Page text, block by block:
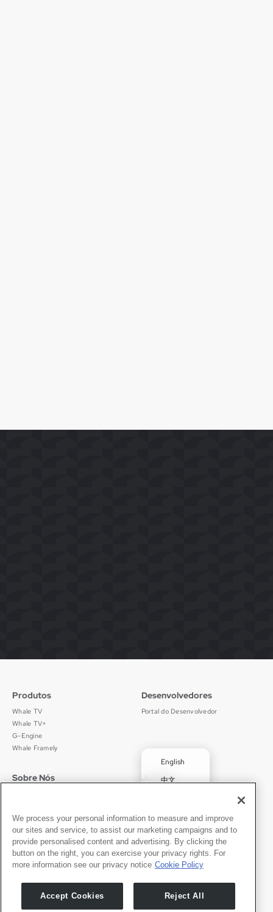
Português
English
中文
✓Português
Español
Produtos
Whale TV
Whale TV+
G-Engine
Whale Framely
Desenvolvedores
Portal do Desenvolvedor
Sobre Nós
Notícias
Sala de Imprensa
Jurídico
京ICP备11012483号-9
Contato
Seja Nosso Parceiro
We process your personal information to measure and improve
our sites and service, to assist our marketing campaigns and to
provide personalised content and advertising. By clicking the
button on the right, you can exercise your privacy rights. For
more information see our privacy notice Cookie Policy
Accept Cookies Reject All